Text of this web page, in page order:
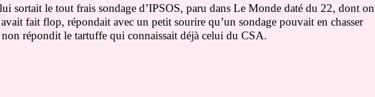
sortait le tout frais sondage d’IPSOS, paru dans Le Monde daté du 22, dont on
fait flop, répondait avec un petit sourire qu’un sondage pouvait en chasser
répondit le tartuffe qui connaissait déjà celui du CSA.